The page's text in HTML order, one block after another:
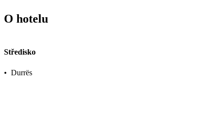
O hotelu
Středisko
• Durrës